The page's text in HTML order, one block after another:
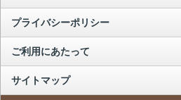
プライバシーポリシー
ご利用にあたって
サイトマップ